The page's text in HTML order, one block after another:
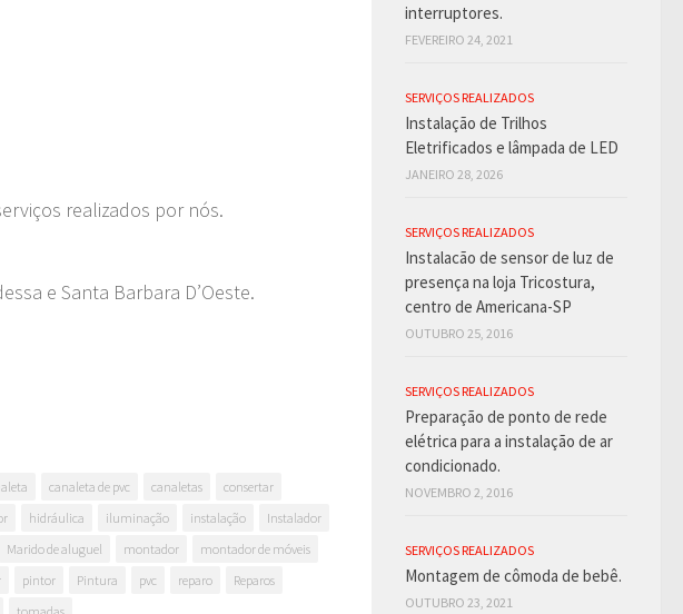
realizados por nós.
e Santa Barbara D’Oeste.
canaleta de pvc canaletas
consertar
hidráulica iluminação instalação
Instalador
Marido de aluguel montador
montador de móveis
pintor Pintura pvc reparo
Reparos
interruptores.
FEVEREIRO 24, 2021
SERVIÇOS REALIZADOS
Instalação de Trilhos
Eletrificados e lâmpada de LED
JANEIRO 28, 2026
SERVIÇOS REALIZADOS
Instalacão de sensor de luz de
presença na loja Tricostura,
centro de Americana-SP
OUTUBRO 25, 2016
SERVIÇOS REALIZADOS
Preparação de ponto de rede
elétrica para a instalação de ar
condicionado.
NOVEMBRO 2, 2016
SERVIÇOS REALIZADOS
Montagem de cômoda de bebê.
OUTUBRO 23, 2021